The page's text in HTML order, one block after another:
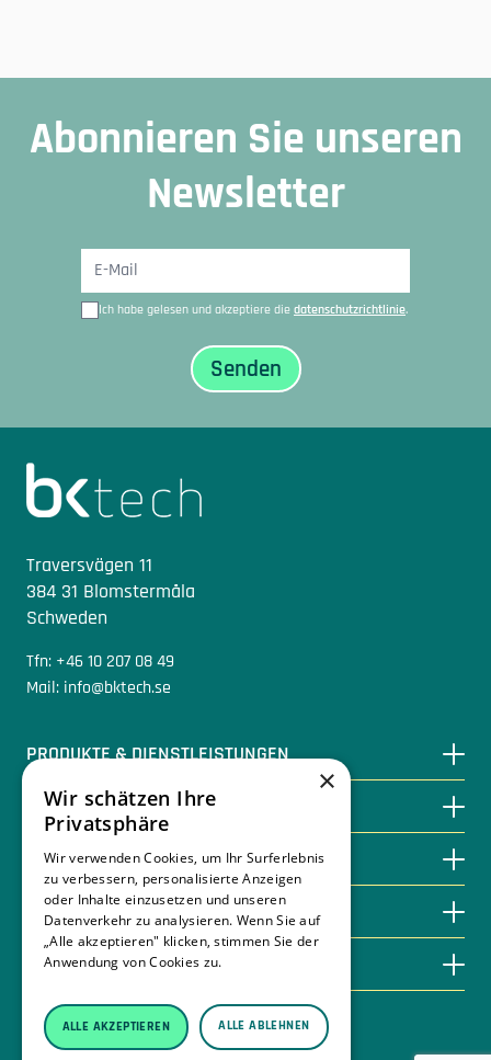
Abonnieren Sie unseren
Newsletter
Ich habe gelesen und akzeptiere die datenschutzrichtlinie.
Sidfot
Traversvägen 11
384 31 Blomstermåla
Schweden
Tfn: +46 10 207 08 49
Mail: info@bktech.se
PRODUKTE & DIENSTLEISTUNGEN
DURCH BIOENERGIE SPAREN
WISSENSDATENBANK
KONTAKTIEREN SIE UNS
ÜBER BKTECH
Integritätsrichtlinie
×
Wir schätzen Ihre
Privatsphäre
Wir verwenden Cookies, um Ihr Surferlebnis
zu verbessern, personalisierte Anzeigen
oder Inhalte einzusetzen und unseren
Datenverkehr zu analysieren. Wenn Sie auf
„Alle akzeptieren" klicken, stimmen Sie der
Anwendung von Cookies zu.
ALLE AKZEPTIEREN ALLE ABLEHNEN